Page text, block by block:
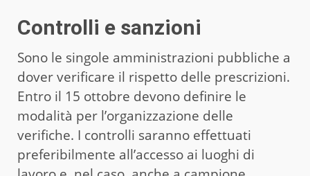
Controlli e sanzioni
Sono le singole amministrazioni pubbliche a
dover verificare il rispetto delle prescrizioni.
Entro il 15 ottobre devono definire le
modalità per l’organizzazione delle
verifiche. I controlli saranno effettuati
preferibilmente all’accesso ai luoghi di